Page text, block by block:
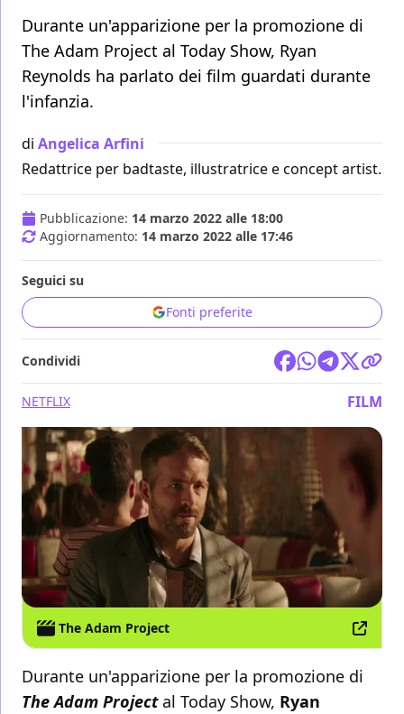
Durante un'apparizione per la promozione di
The Adam Project al Today Show, Ryan
Reynolds ha parlato dei film guardati durante
l'infanzia.
di Angelica Arfini
Redattrice per badtaste, illustratrice e concept artist.
Pubblicazione: 14 marzo 2022 alle 18:00
Aggiornamento: 14 marzo 2022 alle 17:46
Seguici su
Fonti preferite
Condividi
NETFLIX FILM
The Adam Project
Durante un'apparizione per la promozione di
The Adam Project al Today Show, Ryan